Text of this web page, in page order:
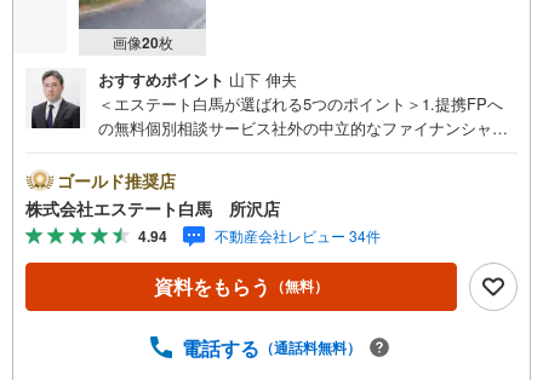
画像20枚
おすすめポイント 山下 伸夫
＜エステート白馬が選ばれる5つのポイント＞1.提携FPへ
の無料個別相談サービス社外の中立的なファイナンシャル
や学費等も含めてシミュレーションをご提案できます2.物
件情報が豊富所沢市を中心にたくさんの情報をご用意して
おります。インターネット広告前の物件も多数取り揃えて
おります。お客様のご希望エリアをお申し付けください。
3.自社グループでリフォーム、新築請負所沢店の3階はリフ
ォーム、注文建築部門の相談スペースです。一級建築士を
て、リフォームや注文建築についてご相談頂けます4.年中
ゴールド推奨店
株式会社エステート白馬 所沢店
4.94 不動産会社レビュー 34件
資料をもらう （無料）
電話する （通話料無料）